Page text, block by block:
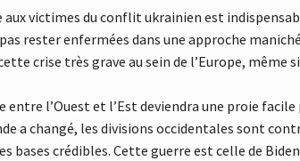
aux victimes du conflit ukrainien est
rester enfermées dans une approche
crise très grave au sein de l’Europe, même
entre l’Ouest et l’Est deviendra une proie
a changé, les divisions occidentales sont
bases crédibles. Cette guerre est celle de